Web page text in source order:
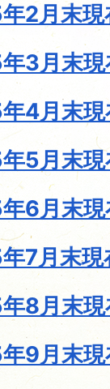
2月末
3月末
4月末
5月末
6月末
7月末現
8月末
9月末